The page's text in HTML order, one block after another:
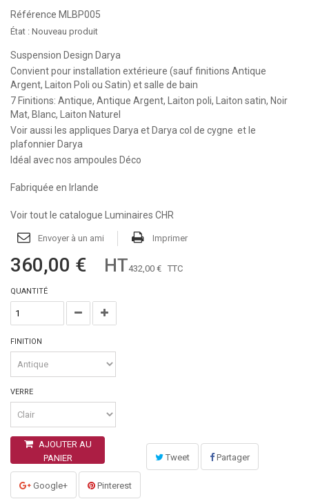
Référence MLBP005
État : Nouveau produit
Suspension Design Darya
Convient pour installation extérieure (sauf finitions Antique
Argent, Laiton Poli ou Satin) et salle de bain
7 Finitions: Antique, Antique Argent, Laiton poli, Laiton satin, Noir
Mat, Blanc, Laiton Naturel
Voir aussi les appliques Darya et Darya col de cygne et le
plafonnier Darya
Idéal avec nos ampoules Déco
Fabriquée en Irlande
Voir tout le catalogue Luminaires CHR
Envoyer à un ami Imprimer
360,00 € HT432,00 € TTC
QUANTITÉ
FINITION
VERRE
AJOUTER AU
PANIER
Tweet Partager
Google+ Pinterest